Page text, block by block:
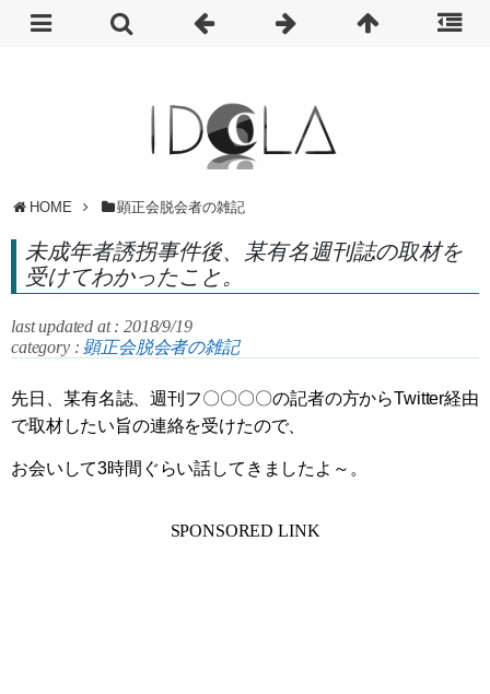
HOME 顕正会脱会者の雑記
未成年者誘拐事件後、某有名週刊誌の取材を
受けてわかったこと。
last updated at : 2018/9/19
category : 顕正会脱会者の雑記
先日、某有名誌、週刊フ〇〇〇〇の記者の方からTwitter経由
で取材したい旨の連絡を受けたので、
お会いして3時間ぐらい話してきましたよ～。
SPONSORED LINK